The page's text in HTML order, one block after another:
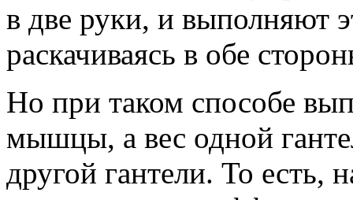
в две руки, и выполняют
раскачиваясь в обе
Но при таком способе
мышцы, а вес одной
другой гантели. То есть,